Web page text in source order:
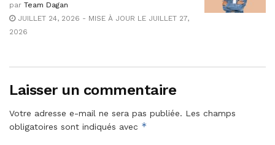
par Team Dagan
JUILLET 24, 2026 - MISE À JOUR LE JUILLET 27,
2026
Laisser un commentaire
Votre adresse e-mail ne sera pas publiée. Les champs
obligatoires sont indiqués avec *